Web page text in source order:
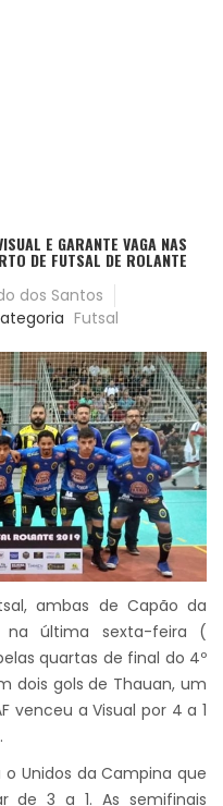
E GARANTE VAGA NAS
DE FUTSAL DE ROLANTE
dos Santos
Futsal
ambas de Capão da
na última sexta-feira (
quartas de final do 4º
dois gols de Thauan, um
venceu a Visual por 4 a 1
o Unidos da Campina que
de 3 a 1. As semifinais